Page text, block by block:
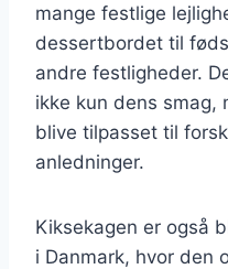
mange festlige
dessertbordet til
andre festligheder.
ikke kun dens smag,
blive tilpasset til
anledninger.
Kiksekagen er også
i Danmark, hvor den